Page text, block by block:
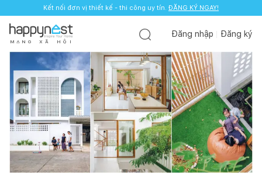
Kết nối đơn vị thiết kế - thi công uy tín. ĐĂNG KÝ NGAY!
M Ạ N G X Ã H Ộ I
Đăng nhập Đăng ký